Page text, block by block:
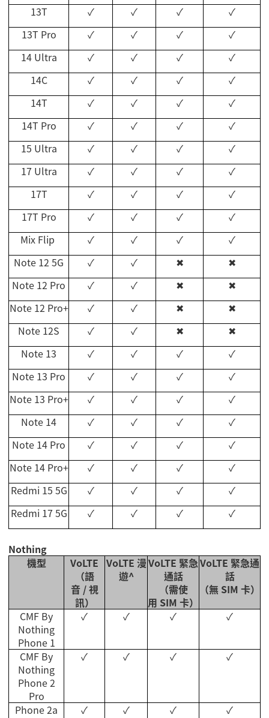
13T ✓ ✓ ✓
✓
13T Pro
✓ ✓ ✓
✓
14 Ultra
✓ ✓ ✓
✓
14C
✓ ✓ ✓
✓
14T
✓ ✓ ✓
✓
14T Pro
✓ ✓ ✓
✓
15 Ultra
✓ ✓ ✓
✓
17 Ultra ✓ ✓ ✓
✓
17T
✓ ✓ ✓
✓
17T Pro
✓ ✓ ✓
✓
Mix Flip
✓ ✓ ✓
✓
Note 12 5G
✓ ✓ ✖
✖
Note 12 Pro
✓ ✓ ✖
✖
Note 12 Pro+
✓ ✓ ✖
✖
Note 12S
✓ ✓ ✖
✖
Note 13
✓ ✓ ✓
✓
Note 13 Pro
✓ ✓ ✓
✓
Note 13 Pro+
✓ ✓ ✓
✓
Note 14
✓ ✓ ✓
✓
Note 14 Pro
✓ ✓ ✓
✓
Note 14 Pro+
✓ ✓ ✓
✓
Redmi 15 5G
✓ ✓ ✓
✓
Redmi 17 5G
✓ ✓ ✓ ✓
Nothing
機型
VoLTE
（語
音/視
訊）
VoLTE 漫
遊^
VoLTE 緊急
通話
（需使
用 SIM 卡）
VoLTE 緊急通
話
（無 SIM 卡）
CMF By
Nothing
Phone 1
✓ ✓ ✓ ✓
CMF By
Nothing
Phone 2
Pro
✓ ✓ ✓ ✓
Phone 2a ✓ ✓ ✓
✓